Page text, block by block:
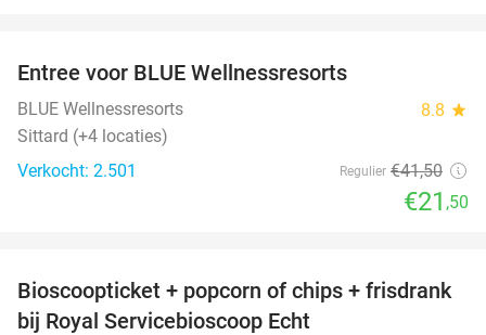
Entree voor BLUE Wellnessresorts
BLUE Wellnessresorts 8.8 star
Sittard (+4 locaties)
Verkocht: 2.501
Regulier €41,50
€21 ,50
34%
Bioscoopticket + popcorn of chips + frisdrank
bij Royal Servicebioscoop Echt